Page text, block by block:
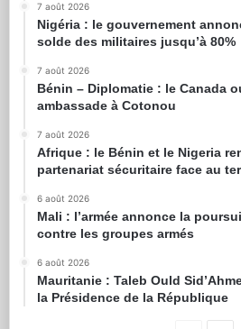
7 août 2026
Nigéria : le gouvernement
solde des militaires jusqu’à 80%
7 août 2026
Bénin – Diplomatie : le Canada
ambassade à Cotonou
7 août 2026
Afrique : le Bénin et le Nigeria
partenariat sécuritaire face au
6 août 2026
Mali : l’armée annonce la
contre les groupes armés
6 août 2026
Mauritanie : Taleb Ould
la Présidence de la République